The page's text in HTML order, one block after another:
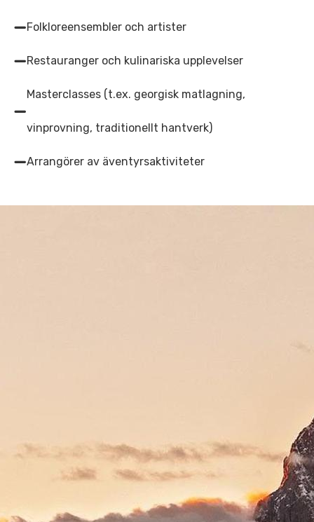
Folkloreensembler och artister
Restauranger och kulinariska upplevelser
Masterclasses (t.ex. georgisk matlagning,
vinprovning, traditionellt hantverk)
Arrangörer av äventyrsaktiviteter